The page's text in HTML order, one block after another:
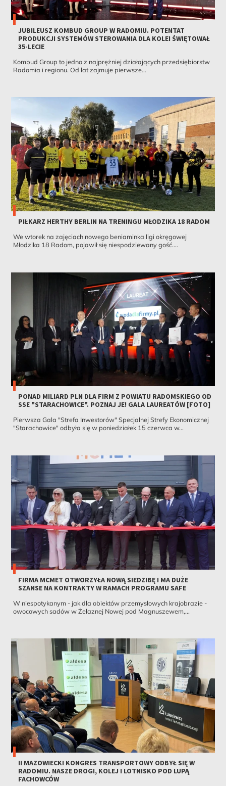
JUBILEUSZ KOMBUD GROUP W RADOMIU. POTENTAT
PRODUKCJI SYSTEMÓW STEROWANIA DLA KOLEI ŚWIĘTOWAŁ
35-LECIE
Kombud Group to jedno z najprężniej działających przedsiębiorstw
Radomia i regionu. Od lat zajmuje pierwsze...
PIŁKARZ HERTHY BERLIN NA TRENINGU MŁODZIKA 18 RADOM
We wtorek na zajęciach nowego beniaminka ligi okręgowej
Młodzika 18 Radom, pojawił się niespodziewany gość....
PONAD MILIARD PLN DLA FIRM Z POWIATU RADOMSKIEGO OD
SSE "STARACHOWICE". POZNAJ JE! GALA LAUREATÓW [FOTO]
Pierwsza Gala "Strefa Inwestorów" Specjalnej Strefy Ekonomicznej
"Starachowice" odbyła się w poniedziałek 15 czerwca w...
FIRMA MCMET OTWORZYŁA NOWĄ SIEDZIBĘ I MA DUŻE
SZANSE NA KONTRAKTY W RAMACH PROGRAMU SAFE
W niespotykanym - jak dla obiektów przemysłowych krajobrazie -
owocowych sadów w Żelaznej Nowej pod Magnuszewem,...
II MAZOWIECKI KONGRES TRANSPORTOWY ODBYŁ SIĘ W
RADOMIU. NASZE DROGI, KOLEJ I LOTNISKO POD LUPĄ
FACHOWCÓW